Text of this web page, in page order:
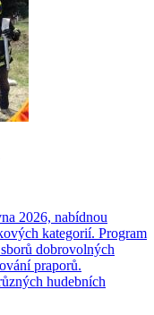
2026, nabídnou
kategorií. Program
dobrovolných
praporů.
hudebních